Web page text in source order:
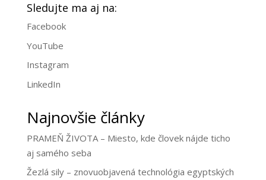
Sledujte ma aj na:
Facebook
YouTube
Instagram
LinkedIn
Najnovšie články
PRAMEŇ ŽIVOTA – Miesto, kde človek nájde ticho
aj samého seba
Žezlá sily – znovuobjavená technológia egyptských